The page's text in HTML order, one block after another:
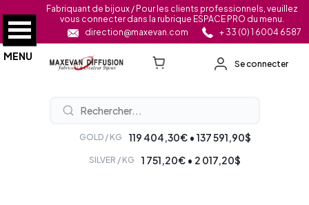
Fabriquant de bijoux / Pour les clients professionnels, veuillez
vous connecter dans la rubrique ESPACE PRO du menu.
direction@maxevan.com
+ 33 (0) 1 6004 6587
Se connecter
GOLD / KG 119 404,30€ • 137 591,90$
SILVER / KG 1 751,20€ • 2 017,20$
MENU